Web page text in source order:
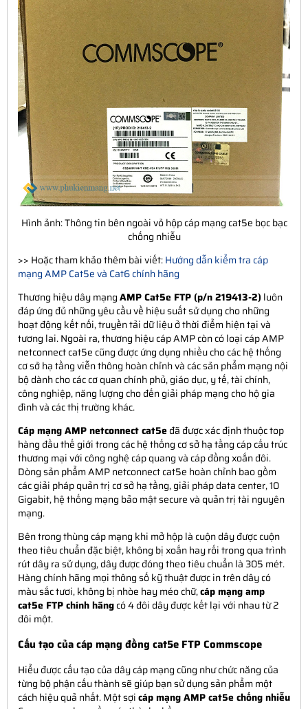
Hình ảnh: Thông tin bên ngoài vỏ hộp cáp mạng cat5e bọc bạc
chống nhiễu
>> Hoặc tham khảo thêm bài viết:Hướng dẫn kiểm tra cáp
mạng AMP Cat5e và Cat6 chính hãng
Thương hiệu dây mạngAMP Cat5e FTP (p/n 219413-2) luôn
đáp ứng đủ những yêu cầu về hiệu suất sử dụng cho những
hoạt động kết nối, truyền tải dữ liệu ở thời điểm hiện tại và
tương lai. Ngoài ra, thương hiệu cáp AMP còn có loại cáp AMP
netconnect cat5e cũng được ứng dụng nhiều cho các hệ thống
cơ sở hạ tầng viễn thông hoàn chỉnh và các sản phẩm mạng nội
bộ dành cho các cơ quan chính phủ, giáo dục, y tế, tài chính,
công nghiệp, năng lượng cho đến giải pháp mạng cho hộ gia
đình và các thị trường khác.
Cáp mạng AMP netconnect cat5eđã được xác định thuộc top
hàng đầu thế giới trong các hệ thống cơ sở hạ tầng cáp cấu trúc
thương mại với công nghệ cáp quang và cáp đồng xoắn đôi.
Dòng sản phẩm AMP netconnect cat5e hoàn chỉnh bao gồm
các giải pháp quản trị cơ sở hạ tầng, giải pháp data center, 10
Gigabit, hệ thống mạng bảo mật secure và quản trị tài nguyên
mạng.
Bên trong thùng cáp mạng khi mở hộp là cuộn dây được cuộn
theo tiêu chuẩn đặc biệt, không bị xoắn hay rối trong qua trình
rút dây ra sử dụng, dây được đóng theo tiêu chuẩn là 305 mét.
Hàng chính hãng mọi thông số kỹ thuật được in trên dây có
màu sắc tươi, không bị nhòe hay méo chữ,cáp mạng amp
cat5e FTP chính hãngcó 4 đôi dây được kết lại với nhau từ 2
đôi một.
Cấu tạo của cáp mạng đồng cat5e FTP Commscope
Hiểu được cấu tạo của dây cáp mạng cũng như chức năng của
từng bộ phận cấu thành sẽ giúp bạn sử dụng sản phẩm một
cách hiệu quả nhất. Một sợicáp mạng AMP cat5e chống nhiễu